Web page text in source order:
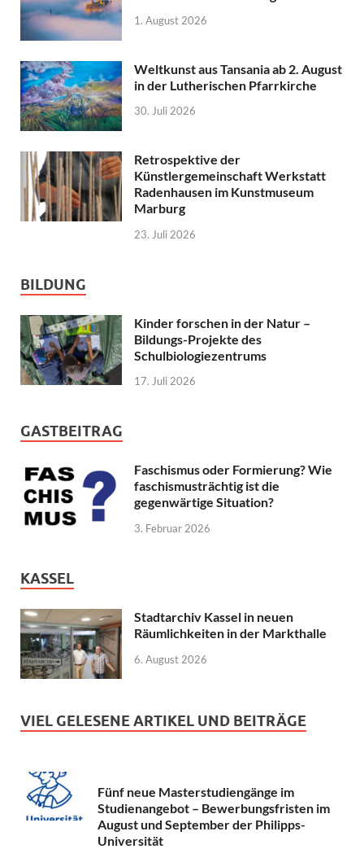
1. August 2026
Weltkunst aus Tansania ab 2. August
in der Lutherischen Pfarrkirche
30. Juli 2026
Retrospektive der
Künstlergemeinschaft Werkstatt
Radenhausen im Kunstmuseum
Marburg
23. Juli 2026
BILDUNG
Kinder forschen in der Natur –
Bildungs-Projekte des
Schulbiologiezentrums
17. Juli 2026
GASTBEITRAG
Faschismus oder Formierung? Wie
faschismusträchtig ist die
gegenwärtige Situation?
3. Februar 2026
KASSEL
Stadtarchiv Kassel in neuen
Räumlichkeiten in der Markthalle
6. August 2026
VIEL GELESENE ARTIKEL UND BEITRÄGE
Fünf neue Masterstudiengänge im
Studienangebot – Bewerbungsfristen im
August und September der Philipps-
Universität